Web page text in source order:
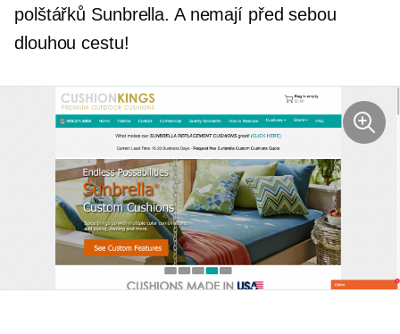
polštářků Sunbrella. A nemají před sebou
dlouhou cestu!